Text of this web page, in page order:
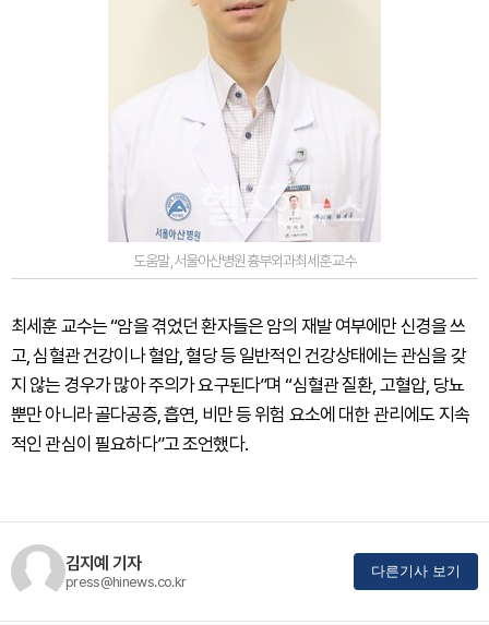
도움말,서울아산병원흉부외과최세훈교수
최세훈 교수는 “암을 겪었던 환자들은 암의 재발 여부에만 신경을 쓰
고, 심혈관 건강이나 혈압, 혈당 등 일반적인 건강상태에는 관심을 갖
지 않는 경우가 많아 주의가 요구된다”며 “심혈관 질환, 고혈압, 당뇨
뿐만 아니라 골다공증, 흡연, 비만 등 위험 요소에 대한 관리에도 지속
적인 관심이 필요하다”고 조언했다.
김지예 기자
press@hinews.co.kr
다른기사 보기